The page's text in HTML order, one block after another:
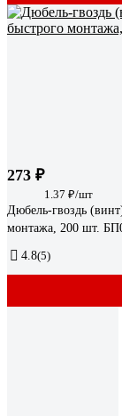
273 ₽
1.37 ₽/шт
Дюбель-гвоздь
монтажа, 200 шт.
4.8(5)